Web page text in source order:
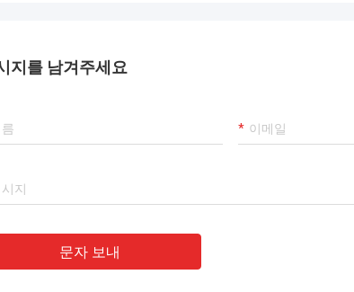
지를 남겨주세요
문자 보내